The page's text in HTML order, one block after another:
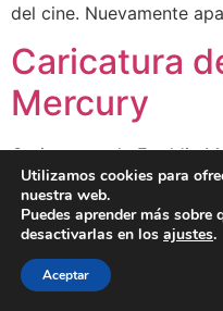
del cine. Nuevamente
Caricatura
Mercury
Caricaturas de Freddie
BLOG CLIENTES
Utilizamos cookies para
nuestra web.
Puedes aprender más
desactivarlas en los ajustes.
Aceptar